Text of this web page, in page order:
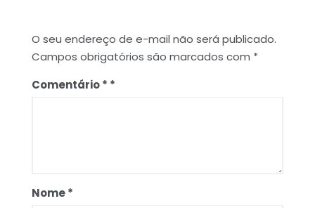
O seu endereço de e-mail não será publicado.
Campos obrigatórios são marcados com *
Comentário*
Nome*